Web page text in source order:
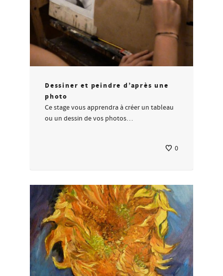
Dessiner et peindre d’après une
photo
Ce stage vous apprendra à créer un tableau
ou un dessin de vos photos…
0